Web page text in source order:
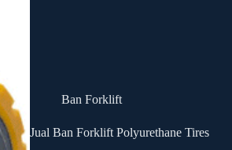
Ban Forklift
Jual Ban Forklift Polyurethane Tires